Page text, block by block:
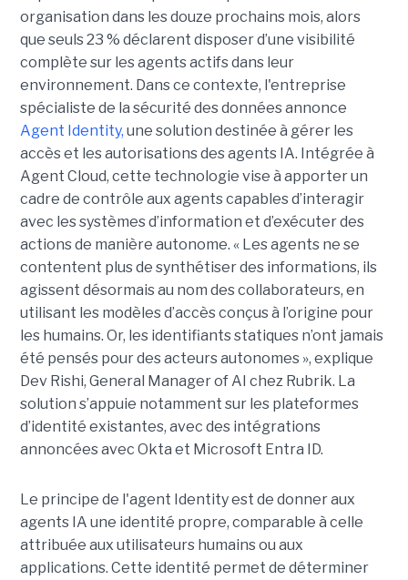
organisation dans les douze prochains mois, alors
que seuls 23 % déclarent disposer d’une visibilité
complète sur les agents actifs dans leur
environnement. Dans ce contexte, l'entreprise
spécialiste de la sécurité des données annonce
Agent Identity, une solution destinée à gérer les
accès et les autorisations des agents IA. Intégrée à
Agent Cloud, cette technologie vise à apporter un
cadre de contrôle aux agents capables d’interagir
avec les systèmes d’information et d’exécuter des
actions de manière autonome. « Les agents ne se
contentent plus de synthétiser des informations, ils
agissent désormais au nom des collaborateurs, en
utilisant les modèles d’accès conçus à l’origine pour
les humains. Or, les identifiants statiques n’ont jamais
été pensés pour des acteurs autonomes », explique
Dev Rishi, General Manager of AI chez Rubrik. La
solution s’appuie notamment sur les plateformes
d’identité existantes, avec des intégrations
annoncées avec Okta et Microsoft Entra ID.
Le principe de l'agent Identity est de donner aux
agents IA une identité propre, comparable à celle
attribuée aux utilisateurs humains ou aux
applications. Cette identité permet de déterminer